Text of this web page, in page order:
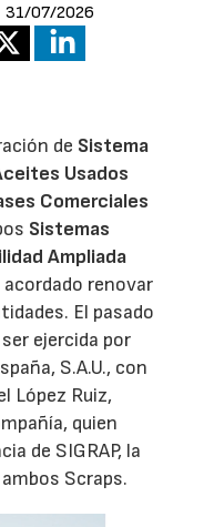
31/07/2026
de Sistema
Usados
Comerciales
Sistemas
Ampliada
acordado renovar
El pasado
ejercida por
S.A.U., con
López Ruiz,
quien
de SIGRAP, la
Scraps.